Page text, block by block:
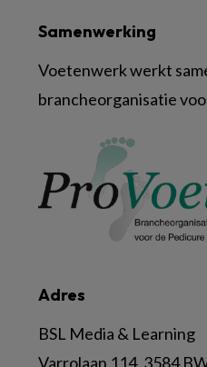
Adres
BSL Media & Learning
Varrolaan 114, 3584
Samenwerking
Voetenwerk werkt
brancheorganisatie